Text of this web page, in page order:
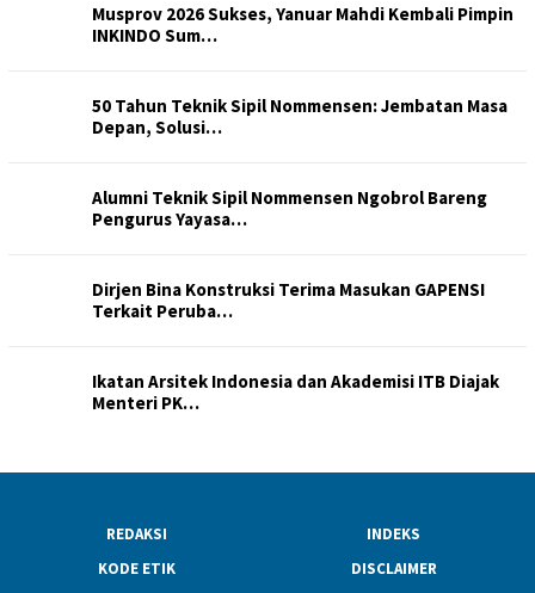
Musprov 2026 Sukses, Yanuar Mahdi Kembali Pimpin
INKINDO Sum…
50 Tahun Teknik Sipil Nommensen: Jembatan Masa
Depan, Solusi…
Alumni Teknik Sipil Nommensen Ngobrol Bareng
Pengurus Yayasa…
Dirjen Bina Konstruksi Terima Masukan GAPENSI
Terkait Peruba…
Ikatan Arsitek Indonesia dan Akademisi ITB Diajak
Menteri PK…
REDAKSI
INDEKS
KODE ETIK
DISCLAIMER